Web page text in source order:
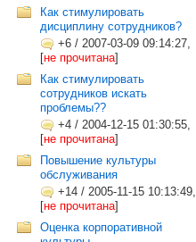
Как стимулировать
дисциплину сотрудников?
+6 / 2007-03-09 09:14:27,
[не прочитана]
Как стимулировать
сотрудников искать
проблемы??
+4 / 2004-12-15 01:30:55,
[не прочитана]
Повышение культуры
обслуживания
+14 / 2005-11-15 10:13:49,
[не прочитана]
Оценка корпоративной